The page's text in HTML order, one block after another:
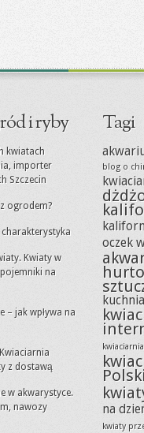
i ryby
kwiatach
importer
Szczecin
ogrodem?
Kwiaty w
na
– jak wpływa na
z dostawą
w akwarystyce.
nawozy
Tagi
blog o
oczek
Polski
na
kwiaty